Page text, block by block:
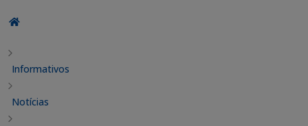
Informativos
Notícias